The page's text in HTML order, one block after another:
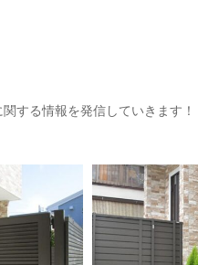
する情報を発信していきます！